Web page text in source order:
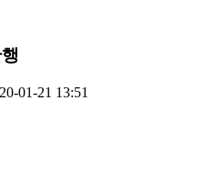
01-21 13:51